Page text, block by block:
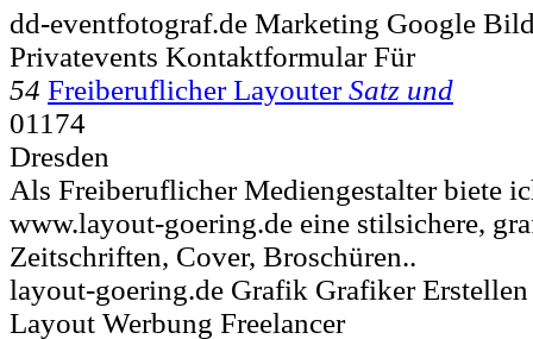
dd-eventfotograf.de Marketing Google
Privatevents Kontaktformular Für
54 Freiberuflicher Layouter Satz und
01174
Dresden
Als Freiberuflicher Mediengestalter biete
www.layout-goering.de eine stilsichere,
Zeitschriften, Cover, Broschüren..
layout-goering.de Grafik Grafiker
Layout Werbung Freelancer